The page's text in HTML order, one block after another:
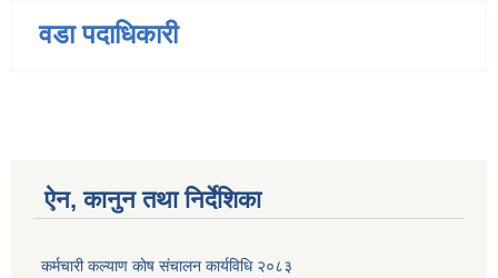
वडा पदाधिकारी
ऐन, कानुन तथा निर्देशिका
कर्मचारी कल्याण काेष संचालन कार्यविधि २०८३